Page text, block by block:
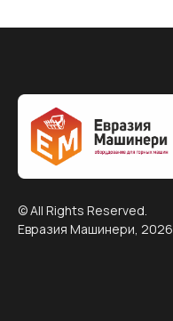
© All Rights Reserved.
Евразия Машинери, 2026